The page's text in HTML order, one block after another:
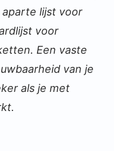
lijst voor
voor
Een vaste
van je
als je met